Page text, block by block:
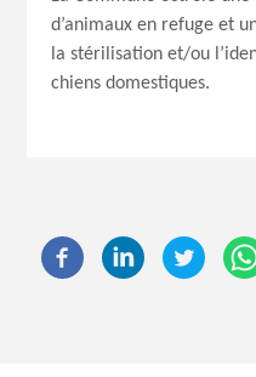
d’animaux en refuge et
la stérilisation et/ou
chiens domestiques.